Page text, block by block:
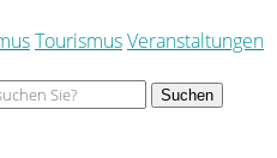
TourismusVeranstaltungen
Suchen